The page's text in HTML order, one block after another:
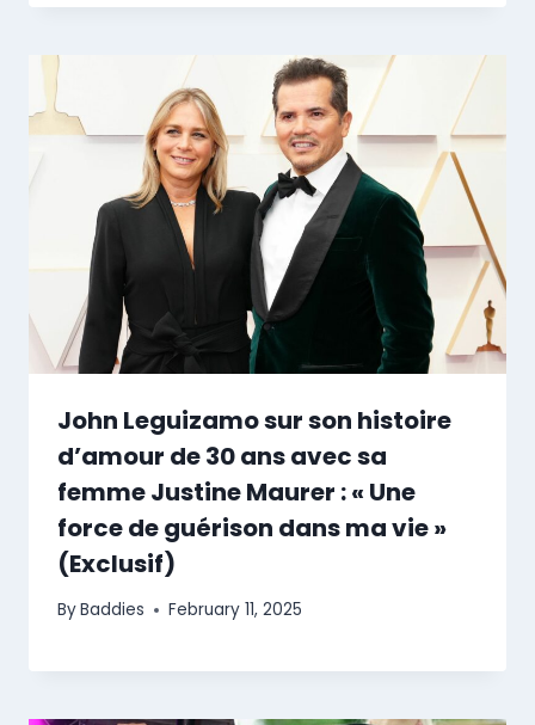
John Leguizamo sur son histoire
d’amour de 30 ans avec sa
femme Justine Maurer : « Une
force de guérison dans ma vie »
(Exclusif)
ByBaddies February 11, 2025